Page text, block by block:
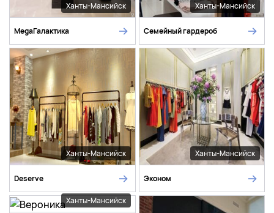
Ханты-Мансийск
MegaГалактика
Ханты-Мансийск
Семейный гардероб
Ханты-Мансийск
Deserve
Ханты-Мансийск
Эконом
Ханты-Мансийск